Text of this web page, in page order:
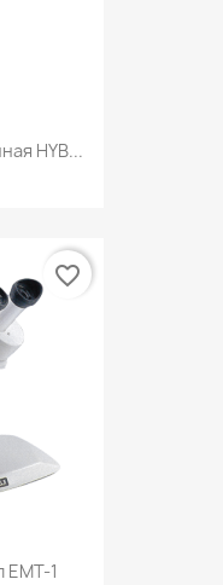
HYB...
1
favorite_border